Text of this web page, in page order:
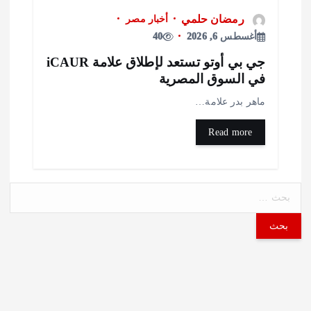
رمضان حلمي
أخبار مصر
أغسطس 6, 2026
40
جي بي أوتو تستعد لإطلاق علامة iCAUR
السوق المصرية
بدر علامة…